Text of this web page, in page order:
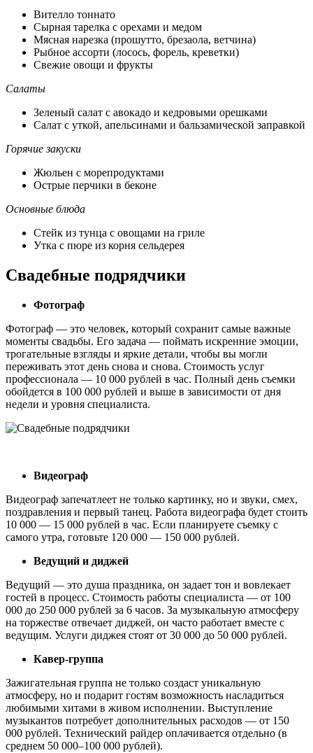
Вителло тоннато
Сырная тарелка с орехами и медом
Мясная нарезка (прошутто, брезаола, ветчина)
Рыбное ассорти (лосось, форель, креветки)
Свежие овощи и фрукты
Салаты
Зеленый салат с авокадо и кедровыми орешками
Салат с уткой, апельсинами и бальзамической заправкой
Горячие закуски
Жюльен с морепродуктами
Острые перчики в беконе
Основные блюда
Стейк из тунца с овощами на гриле
Утка с пюре из корня сельдерея
Свадебные подрядчики
Фотограф
Фотограф — это человек, который сохранит самые важные
моменты свадьбы. Его задача — поймать искренние эмоции,
трогательные взгляды и яркие детали, чтобы вы могли
переживать этот день снова и снова. Стоимость услуг
профессионала — 10 000 рублей в час. Полный день съемки
обойдется в 100 000 рублей и выше в зависимости от дня
недели и уровня специалиста.
Видеограф
Видеограф запечатлеет не только картинку, но и звуки, смех,
поздравления и первый танец. Работа видеографа будет стоить
10 000 — 15 000 рублей в час. Если планируете съемку с
самого утра, готовьте 120 000 — 150 000 рублей.
Ведущий и диджей
Ведущий — это душа праздника, он задает тон и вовлекает
гостей в процесс. Стоимость работы специалиста — от 100
000 до 250 000 рублей за 6 часов. За музыкальную атмосферу
на торжестве отвечает диджей, он часто работает вместе с
ведущим. Услуги диджея стоят от 30 000 до 50 000 рублей.
Кавер-группа
Зажигательная группа не только создаст уникальную
атмосферу, но и подарит гостям возможность насладиться
любимыми хитами в живом исполнении. Выступление
музыкантов потребует дополнительных расходов — от 150
000 рублей. Технический райдер оплачивается отдельно (в
среднем 50 000–100 000 рублей).